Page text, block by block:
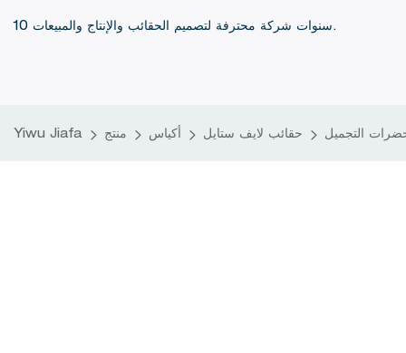
10 سنوات شركة محترفة لتصميم الحقائب والإنتاج والمبيعات.
Yiwu Jiafa منتج أكياس حقائب لايف ستايل التجميل